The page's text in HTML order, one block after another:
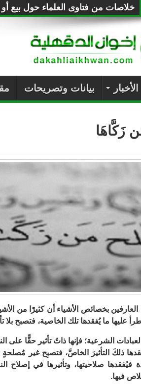
خلاصات من فتاوى العلماء حول بيع
الأخبار بيانات وتصريحات
زَكَّاهَا
بخصائص الأشياء أن كثيرًا من
عليها ما يُفقدها تلك الخاصية، فتصبح بلا
الشرعية؛ فإنها ذاتُ تأثير حقًّا على
ذلكَ التأثيرَ الخاصَّ، فتصبِح غير
فيُفقدها صلاحيتها، وتأثيرها في
فيها.